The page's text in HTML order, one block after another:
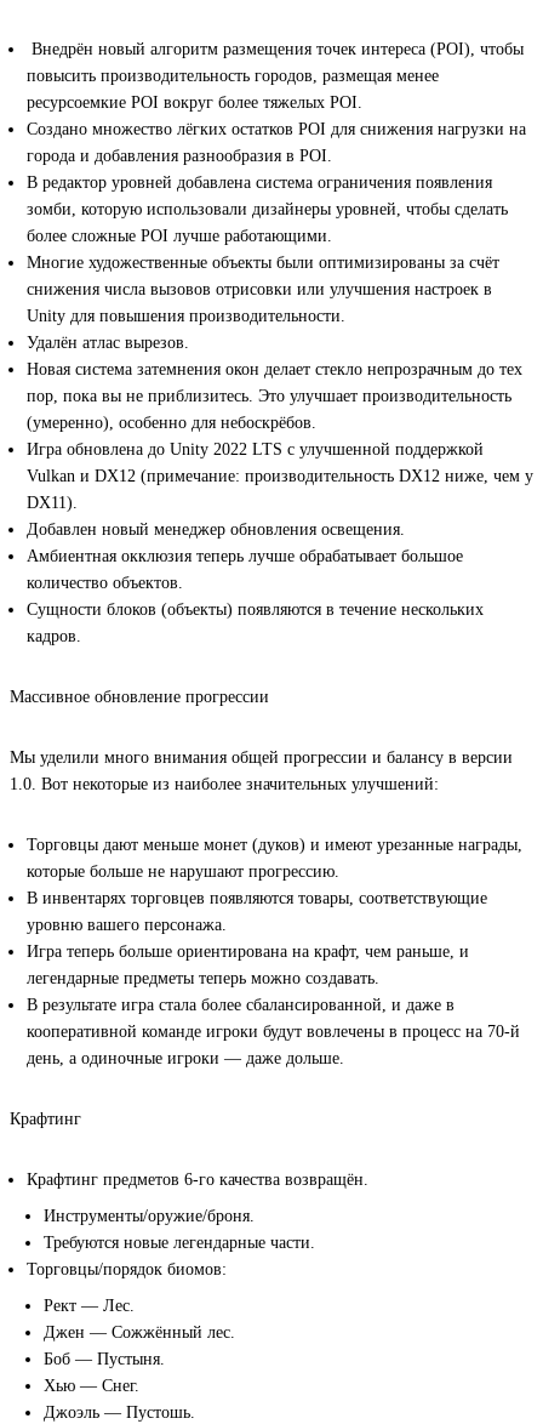
Внедрён новый алгоритм размещения точек интереса (POI), чтобы
повысить производительность городов, размещая менее
ресурсоемкие POI вокруг более тяжелых POI.
Создано множество лёгких остатков POI для снижения нагрузки на
города и добавления разнообразия в POI.
В редактор уровней добавлена система ограничения появления
зомби, которую использовали дизайнеры уровней, чтобы сделать
более сложные POI лучше работающими.
Многие художественные объекты были оптимизированы за счёт
снижения числа вызовов отрисовки или улучшения настроек в
Unity для повышения производительности.
Удалён атлас вырезов.
Новая система затемнения окон делает стекло непрозрачным до тех
пор, пока вы не приблизитесь. Это улучшает производительность
(умеренно), особенно для небоскрёбов.
Игра обновлена до Unity 2022 LTS с улучшенной поддержкой
Vulkan и DX12 (примечание: производительность DX12 ниже, чем у
DX11).
Добавлен новый менеджер обновления освещения.
Амбиентная окклюзия теперь лучше обрабатывает большое
количество объектов.
Сущности блоков (объекты) появляются в течение нескольких
кадров.
Массивное обновление прогрессии
Мы уделили много внимания общей прогрессии и балансу в версии
1.0. Вот некоторые из наиболее значительных улучшений:
Торговцы дают меньше монет (дуков) и имеют урезанные награды,
которые больше не нарушают прогрессию.
В инвентарях торговцев появляются товары, соответствующие
уровню вашего персонажа.
Игра теперь больше ориентирована на крафт, чем раньше, и
легендарные предметы теперь можно создавать.
В результате игра стала более сбалансированной, и даже в
кооперативной команде игроки будут вовлечены в процесс на 70-й
день, а одиночные игроки — даже дольше.
Крафтинг
Крафтинг предметов 6-го качества возвращён.
Инструменты/оружие/броня.
Требуются новые легендарные части.
Торговцы/порядок биомов:
Рект — Лес.
Джен — Сожжённый лес.
Боб — Пустыня.
Хью — Снег.
Джоэль — Пустошь.